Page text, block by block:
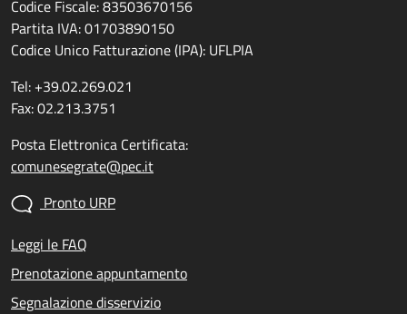
Codice Fiscale: 83503670156
Partita IVA: 01703890150
Codice Unico Fatturazione (IPA): UFLPIA
Tel: +39.02.269.021
Fax: 02.213.3751
Posta Elettronica Certificata:
comunesegrate@pec.it
Pronto URP
Leggi le FAQ
Prenotazione appuntamento
Segnalazione disservizio